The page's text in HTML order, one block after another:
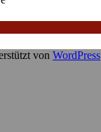
von WordPress